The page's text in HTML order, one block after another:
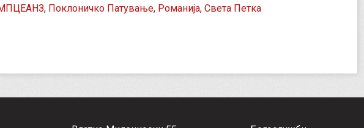
, Поклоничко Патување, Романија, Света Петка